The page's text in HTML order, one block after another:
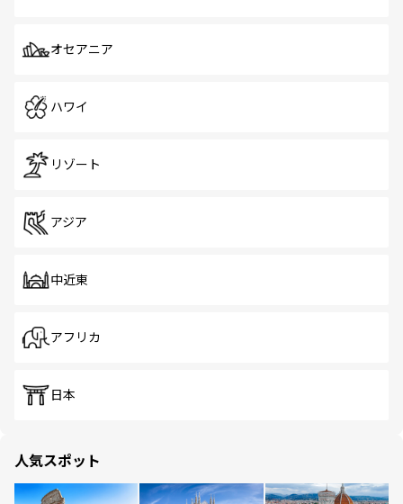
オセアニア
ハワイ
リゾート
アジア
中近東
アフリカ
日本
人気スポット